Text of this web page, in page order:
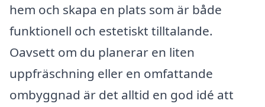
hem och skapa en plats som är både
funktionell och estetiskt tilltalande.
Oavsett om du planerar en liten
uppfräschning eller en omfattande
ombyggnad är det alltid en god idé att